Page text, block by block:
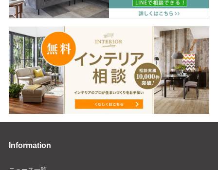
Information